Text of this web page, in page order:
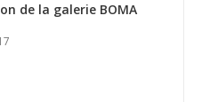
de la galerie BOMA